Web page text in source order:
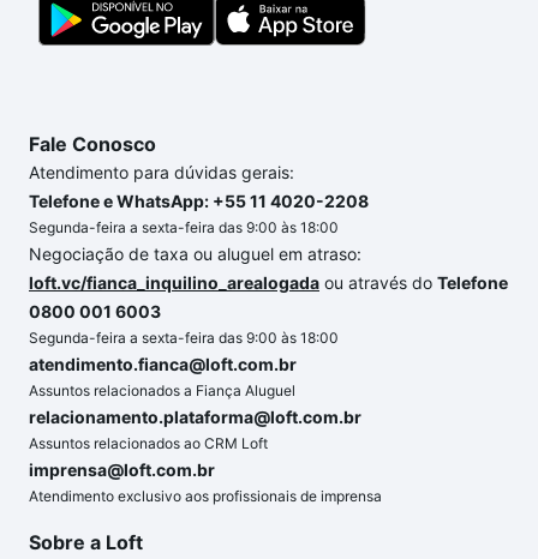
Fale Conosco
Atendimento para dúvidas gerais:
Telefone e WhatsApp: +55 11 4020-2208
Segunda-feira a sexta-feira das 9:00 às 18:00
Negociação de taxa ou aluguel em atraso:
loft.vc/fianca_inquilino_arealogada ou através do Telefone
0800 001 6003
Segunda-feira a sexta-feira das 9:00 às 18:00
atendimento.fianca@loft.com.br
Assuntos relacionados a Fiança Aluguel
relacionamento.plataforma@loft.com.br
Assuntos relacionados ao CRM Loft
imprensa@loft.com.br
Atendimento exclusivo aos profissionais de imprensa
Sobre a Loft